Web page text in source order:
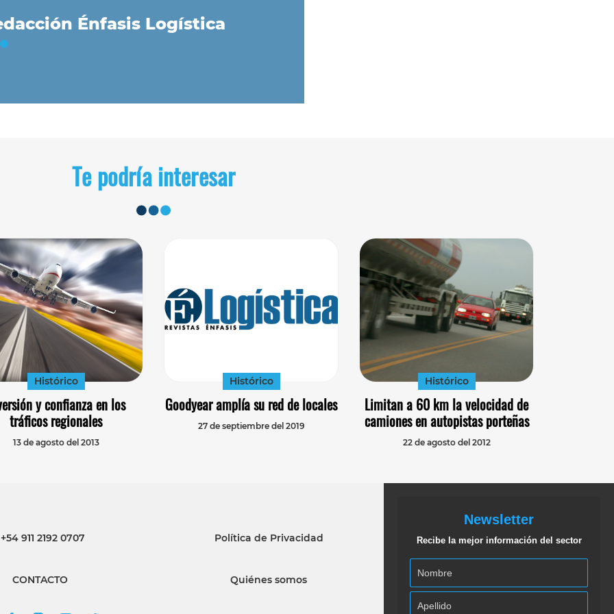
Énfasis Logística
Te podría interesar
Histórico
y confianza en los
tráficos regionales
13 de agosto del 2013
Histórico
Goodyear amplía su red de locales
27 de septiembre del 2019
Histórico
Limitan a 60 km la velocidad de
camiones en autopistas porteñas
22 de agosto del 2012
911 2192 0707
CONTACTO
Política de Privacidad
Quiénes somos
Newsletter
Recibe la mejor información del sector